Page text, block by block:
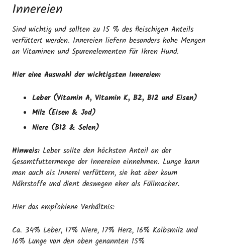
Innereien
Sind wichtig und sollten zu 15 % des fleischigen Anteils
verfüttert werden. Innereien liefern besonders hohe Mengen
an Vitaminen und Spurenelementen für Ihren Hund.
Hier eine Auswahl der wichtigsten Innereien:
Leber (Vitamin A, Vitamin K, B2, B12 und Eisen)
Milz (Eisen & Jod)
Niere (B12 & Selen)
Hinweis: Leber sollte den höchsten Anteil an der
Gesamtfuttermenge der Innereien einnehmen. Lunge kann
man auch als Innerei verfüttern, sie hat aber kaum
Nährstoffe und dient deswegen eher als Füllmacher.
Hier das empfohlene Verhältnis:
Ca. 34% Leber, 17% Niere, 17% Herz, 16% Kalbsmilz und
16% Lunge von den oben genannten 15%